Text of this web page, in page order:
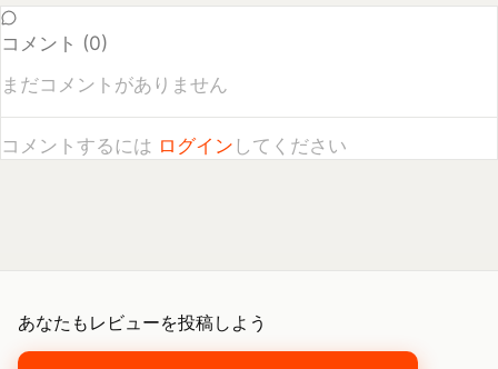
まだコメントがありません
コメントするにはログイン してください
あなたもレビューを投稿しよう